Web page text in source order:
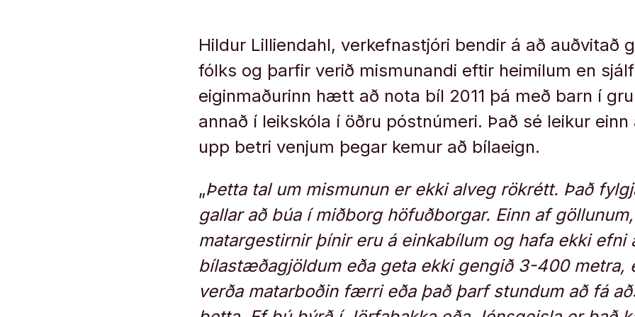
Hildur Lilliendahl, verkefnastjóri bendir á að auðvitað
fólks og þarfir verið mismunandi eftir heimilum en
eiginmaðurinn hætt að nota bíl 2011 þá með barn í
annað í leikskóla í öðru póstnúmeri. Það sé leikur einn
upp betri venjum þegar kemur að bílaeign.
„Þetta tal um mismunun er ekki alveg rökrétt. Það
gallar að búa í miðborg höfuðborgar. Einn af
matargestirnir þínir eru á einkabílum og hafa ekki efni
bílastæðagjöldum eða geta ekki gengið 3-400 metra,
verða matarboðin færri eða það þarf stundum að fá